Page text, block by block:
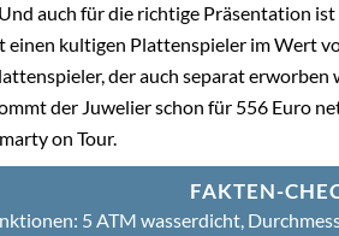
auch für die richtige Präsentation
einen kultigen Plattenspieler im Wert
der auch separat
der Juwelier schon für 556 Euro
on Tour.
FAKTEN-
5 ATM wasserdicht,